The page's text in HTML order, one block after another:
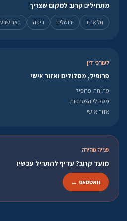
מתחילים קרוב למקום שצריך
תל אביב ירושלים חיפה באר שבע
לעורכי דין
פרופיל, מסלולים ואזור אישי
פתיחת פרופיל
מסלולי הצטרפות
אזור אישי
פנייה מהירה
מועד קרוב? עדיף להתחיל עכשיו
וואטסאפ ←